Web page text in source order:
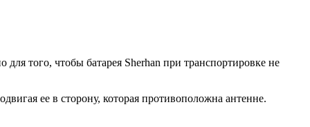
того, чтобы батарея Sherhan при транспортировке не
ее в сторону, которая противоположна антенне.